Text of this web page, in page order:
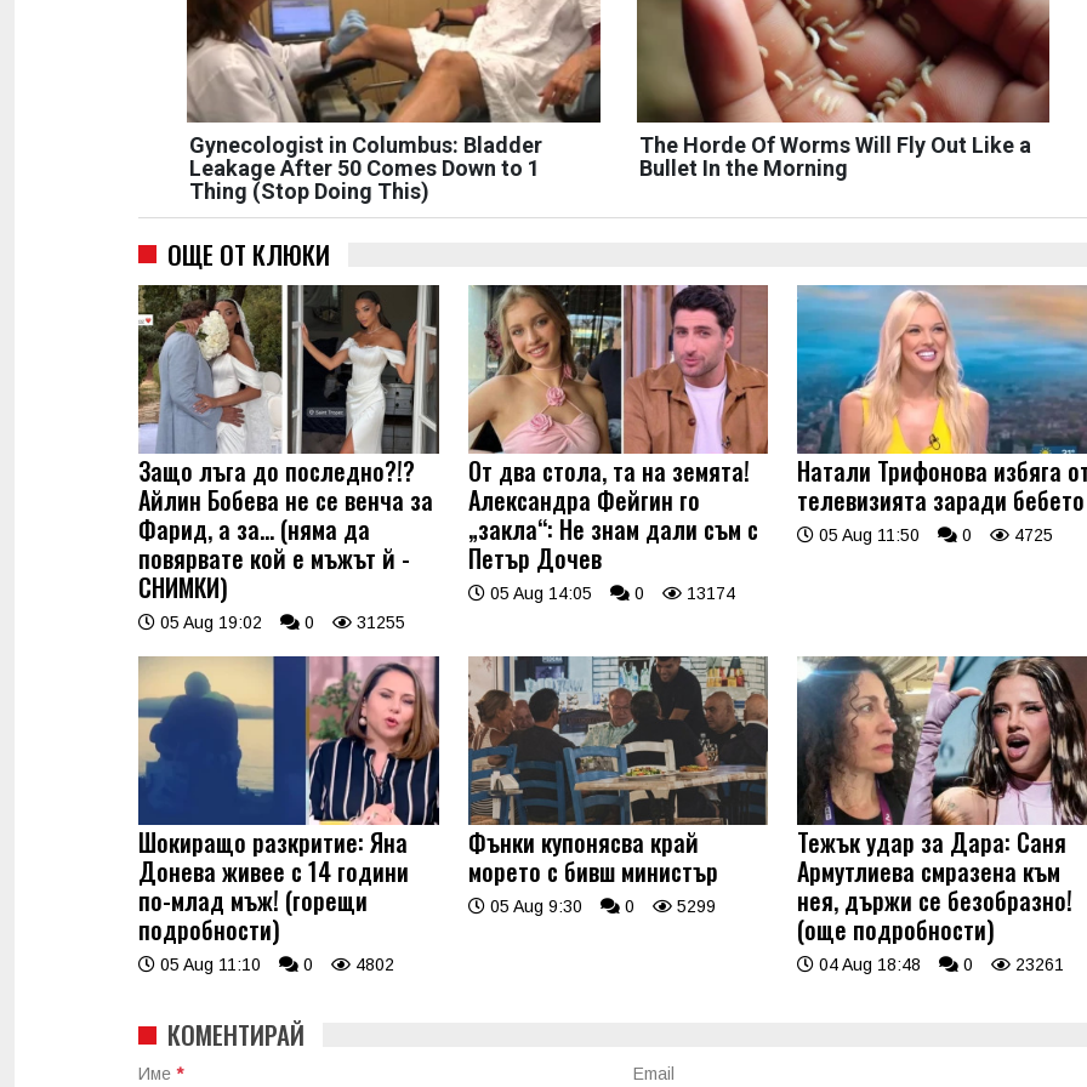
Gynecologist in Columbus: Bladder
Leakage After 50 Comes Down to 1
Thing (Stop Doing This)
The Horde Of Worms Will Fly Out Like a
Bullet In the Morning
ОЩЕ ОТ КЛЮКИ
Защо лъга до последно?!?
Айлин Бобева не се венча за
Фарид, а за... (няма да
повярвате кой е мъжът й -
СНИМКИ)
05 Aug 19:02 0 31255
От два стола, та на земята!
Александра Фейгин го
„закла“: Не знам дали съм с
Петър Дочев
05 Aug 14:05 0 13174
Натали Трифонова избяга
телевизията заради бебето
05 Aug 11:50 0 4725
Шокиращо разкритие: Яна
Донева живее с 14 години
по-млад мъж! (горещи
подробности)
05 Aug 11:10 0 4802
Фънки купонясва край
морето с бивш министър
05 Aug 9:30 0 5299
Тежък удар за Дара: Саня
Армутлиева смразена към
нея, държи се безобразно!
(още подробности)
04 Aug 18:48 0 23261
КОМЕНТИРАЙ
Име * Email